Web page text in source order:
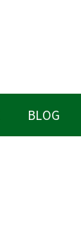
BLOG